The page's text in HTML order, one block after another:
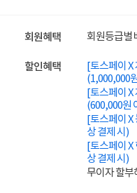
회원혜택 회원등급별
할인혜택
[토스페이
(1,000,000
[토스페이
(600,000원
[토스페이 X
상 결제 시)
[토스페이 X
상 결제 시)
무이자 할부